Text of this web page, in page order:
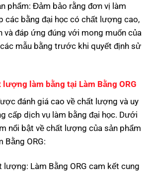
phẩm: Đảm bảo rằng đơn vị làm
các bằng đại học có chất lượng cao,
và đáp ứng đúng với mong muốn của
mẫu bằng trước khi quyết định sử
làm bằng tại Làm Bằng ORG
đánh giá cao về chất lượng và uy
cấp dịch vụ làm bằng đại học. Dưới
nổi bật về chất lượng của sản phẩm
Bằng ORG:
lượng: Làm Bằng ORG cam kết cung